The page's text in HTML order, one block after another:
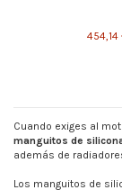
454,14
Cuando exiges al
manguitos de
además de
Los manguitos de